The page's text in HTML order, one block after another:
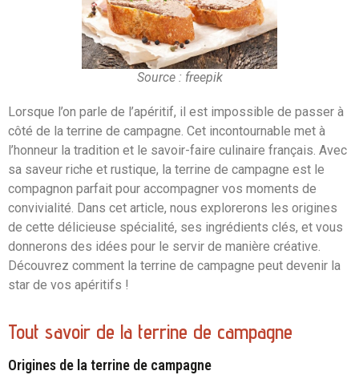
Source : freepik
Lorsque l’on parle de l’apéritif, il est impossible de passer à
côté de la terrine de campagne. Cet incontournable met à
l’honneur la tradition et le savoir-faire culinaire français. Avec
sa saveur riche et rustique, la terrine de campagne est le
compagnon parfait pour accompagner vos moments de
convivialité. Dans cet article, nous explorerons les origines
de cette délicieuse spécialité, ses ingrédients clés, et vous
donnerons des idées pour le servir de manière créative.
Découvrez comment la terrine de campagne peut devenir la
star de vos apéritifs !
Tout savoir de la terrine de campagne
Origines de la terrine de campagne